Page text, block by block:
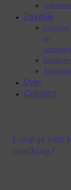
Zakelijk
Coaching
en
Over
Contact
Loop je vast
coaching?